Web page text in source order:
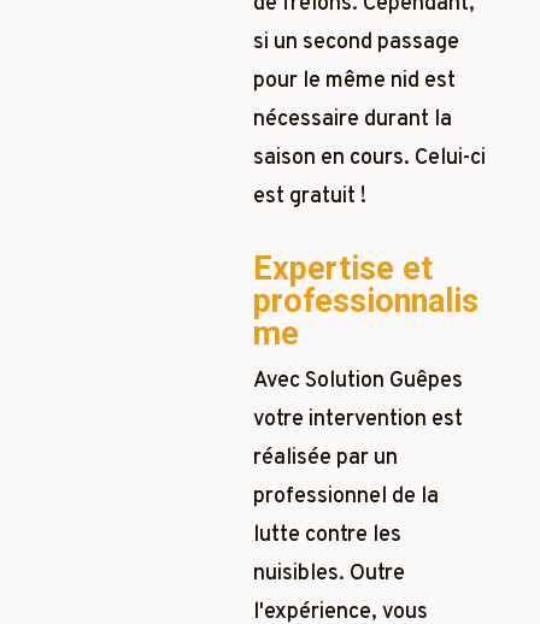
si un second passage
pour le même nid est
nécessaire durant la
saison en cours. Celui-ci
est gratuit !
Expertise et
professionnalis
me
Avec Solution Guêpes
votre intervention est
réalisée par un
professionnel de la
lutte contre les
nuisibles. Outre
l'expérience, vous